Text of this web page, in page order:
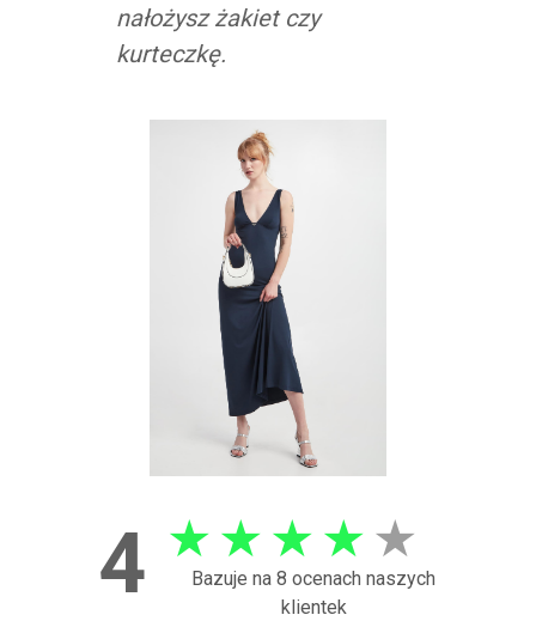
nałożysz żakiet czy
kurteczkę.
4 ★ ★ ★ ★ ★
Bazuje na 8 ocenach naszych
klientek